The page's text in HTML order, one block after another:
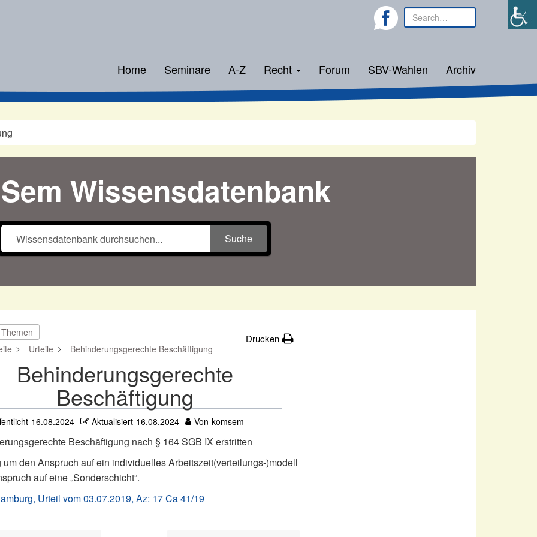
Home Seminare A-Z Recht Forum SBV-Wahlen Archiv
Wissensdatenbank
Suche
Urteile Behinderungsgerechte Beschäftigung
Drucken
Behinderungsgerechte
Beschäftigung
16.08.2024 Aktualisiert 16.08.2024 Von komsem
Beschäftigung nach § 164 SGB IX erstritten
um den Anspruch auf ein individuelles Arbeitszeit(verteilungs-)modell
auf eine „Sonderschicht“.
Urteil vom 03.07.2019, Az: 17 Ca 41/19